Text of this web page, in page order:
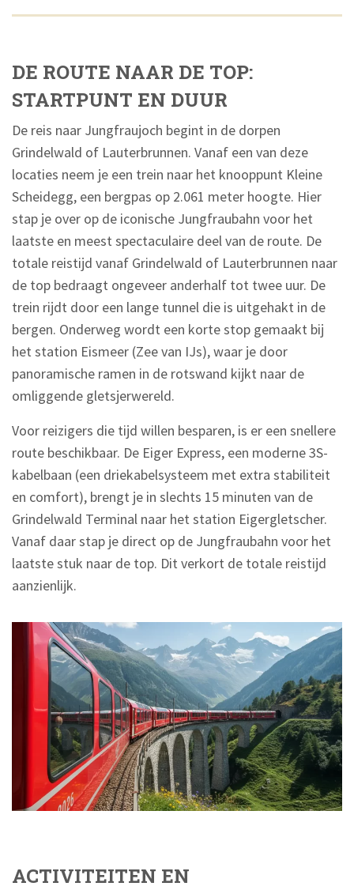
DE ROUTE NAAR DE TOP:
STARTPUNT EN DUUR
De reis naar Jungfraujoch begint in de dorpen
Grindelwald of Lauterbrunnen. Vanaf een van deze
locaties neem je een trein naar het knooppunt Kleine
Scheidegg, een bergpas op 2.061 meter hoogte. Hier
stap je over op de iconische Jungfraubahn voor het
laatste en meest spectaculaire deel van de route. De
totale reistijd vanaf Grindelwald of Lauterbrunnen naar
de top bedraagt ongeveer anderhalf tot twee uur. De
trein rijdt door een lange tunnel die is uitgehakt in de
bergen. Onderweg wordt een korte stop gemaakt bij
het station Eismeer (Zee van IJs), waar je door
panoramische ramen in de rotswand kijkt naar de
omliggende gletsjerwereld.
Voor reizigers die tijd willen besparen, is er een snellere
route beschikbaar. De Eiger Express, een moderne 3S-
kabelbaan (een driekabelsysteem met extra stabiliteit
en comfort), brengt je in slechts 15 minuten van de
Grindelwald Terminal naar het station Eigergletscher.
Vanaf daar stap je direct op de Jungfraubahn voor het
laatste stuk naar de top. Dit verkort de totale reistijd
aanzienlijk.
ACTIVITEITEN EN